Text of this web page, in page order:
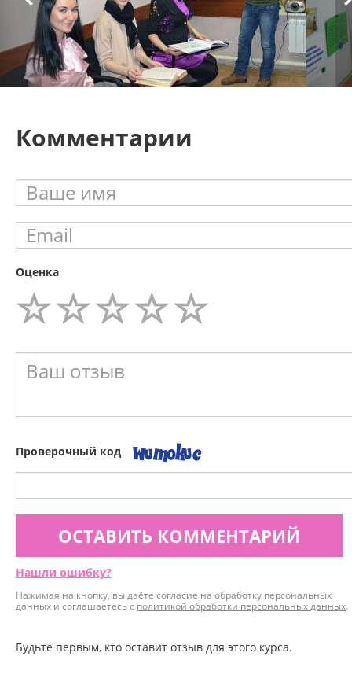
Комментарии
Оценка
Проверочный код
ОСТАВИТЬ КОММЕНТАРИЙ
Нашли ошибку?
Нажимая на кнопку, вы даёте согласие на обработку персональных
данных и соглашаетесь с политикой обработки персональных данных.
Будьте первым, кто оставит отзыв для этого курса.